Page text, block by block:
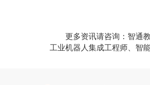
更多资讯请咨询：智通教
工业机器人集成工程师、智